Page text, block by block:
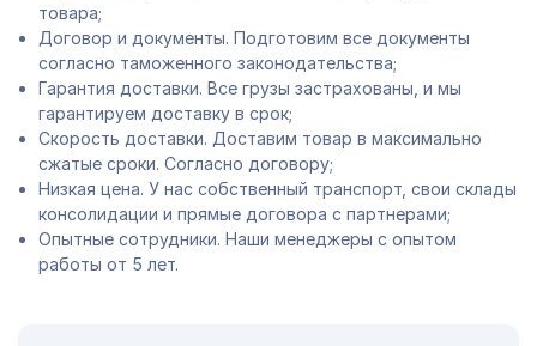
товара;
Договор и документы. Подготовим все документы
согласно таможенного законодательства;
Гарантия доставки. Все грузы застрахованы, и мы
гарантируем доставку в срок;
Скорость доставки. Доставим товар в максимально
сжатые сроки. Согласно договору;
Низкая цена. У нас собственный транспорт, свои склады
консолидации и прямые договора с партнерами;
Опытные сотрудники. Наши менеджеры с опытом
работы от 5 лет.